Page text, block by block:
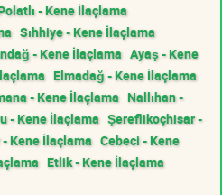
- Kene İlaçlama
Sıhhiye - Kene İlaçlama
- Kene İlaçlama Ayaş - Kene
Elmadağ - Kene İlaçlama
- Kene İlaçlama Nallıhan -
- Kene İlaçlama Şereflikoçhisar -
Kene İlaçlama Cebeci - Kene
Etlik - Kene İlaçlama